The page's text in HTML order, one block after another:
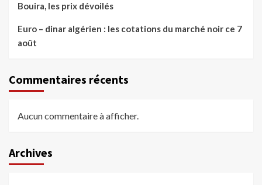
Bouira, les prix dévoilés
Euro – dinar algérien : les cotations du marché noir ce 7
août
Commentaires récents
Aucun commentaire à afficher.
Archives